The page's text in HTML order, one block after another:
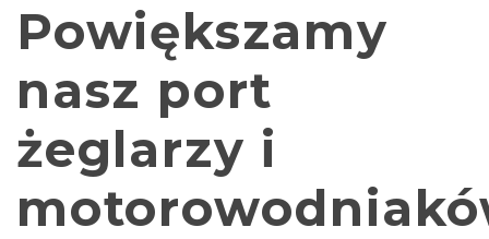
USŁUGI SZKUTNICZE
HALA DO ZIMOWANIA JACHTÓW
Powiększamy
nasz port
żeglarzy i